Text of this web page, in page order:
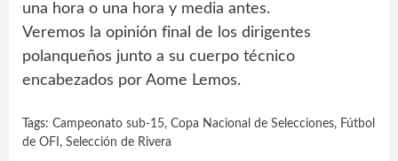
una hora o una hora y media antes.
Veremos la opinión final de los dirigentes
polanqueños junto a su cuerpo técnico
encabezados por Aome Lemos.
Tags: Campeonato sub-15, Copa Nacional de Selecciones, Fútbol
de OFI , Selección de Rivera